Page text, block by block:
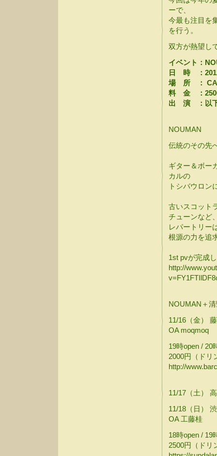
ーで、
今最も注目を
を行う。
双方が熱望し
イベント：
日 時 ：2012
場 所 ：
料 金 ：2500
出 演 ：以
NOUMAN
伝統のその先
ギター＆ボー
カルの
トシバウロン
古いスコット
チューンなど
レパートリー
根源の力を追
1st pvが完成
http://
NOUMAN＋
11/16（金）
OA moqmoq
19時open / 20
2000円（ドリ
http://
11/17（土）
11/18（日）
OA 工藤桂
18時open / 19
2500円（ドリ